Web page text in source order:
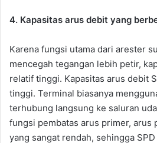
4. Kapasitas arus debit yang
Karena fungsi utama dari arester
mencegah tegangan lebih petir,
relatif tinggi. Kapasitas arus debit
tinggi. Terminal biasanya
terhubung langsung ke saluran
fungsi pembatas arus primer, arus
yang sangat rendah, sehingga